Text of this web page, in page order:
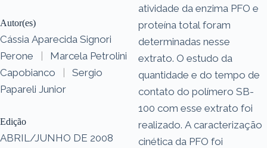
Autor(es)
Cássia Aparecida Signori
Perone
|
Marcela Petrolini
Capobianco
|
Sergio
Papareli Junior
Edição
ABRIL/JUNHO DE 2008
atividade da enzima PFO e
proteína total foram
determinadas nesse
extrato. O estudo da
quantidade e do tempo de
contato do polímero SB-
100 com esse extrato foi
realizado. A caracterização
cinética da PFO foi